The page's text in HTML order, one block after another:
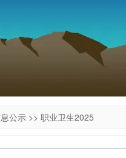
公示 >> 职业卫生2025